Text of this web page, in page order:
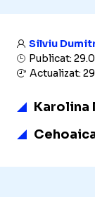
Silviu
Publicat:
Actualizat:
Karolina